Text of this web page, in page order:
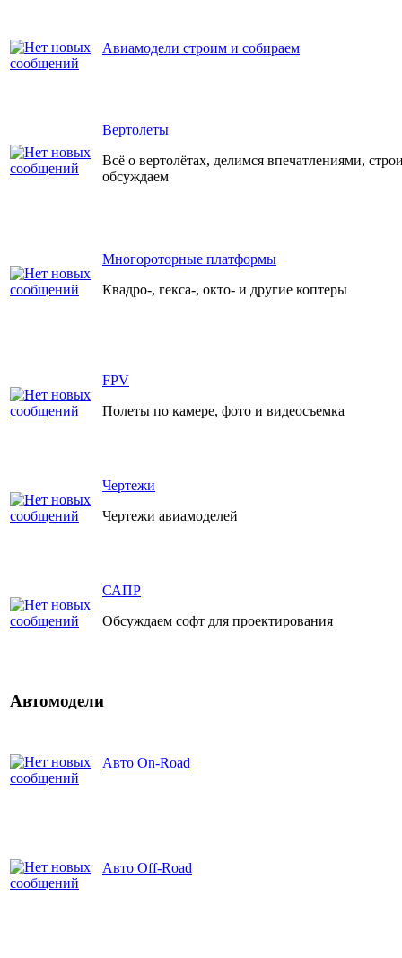
Авиамодели строим и собираем
Вертолеты
Всё о вертолётах, делимся впечатлениями,
обсуждаем
Многороторные платформы
Квадро-, гекса-, окто- и другие коптеры
FPV
Полеты по камере, фото и видеосъемка
Чертежи
Чертежи авиамоделей
САПР
Обсуждаем софт для проектирования
Автомодели
Авто On-Road
Авто Off-Road